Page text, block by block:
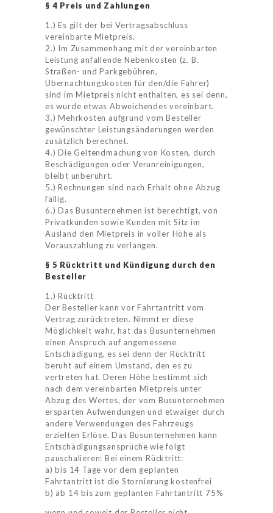
§ 4 Preis und Zahlungen
1.) Es gilt der bei Vertragsabschluss
vereinbarte Mietpreis.
2.) Im Zusammenhang mit der vereinbarten
Leistung anfallende Nebenkosten (z. B.
Straßen- und Parkgebühren,
Übernachtungskosten für den/die Fahrer)
sind im Mietpreis nicht enthalten, es sei denn,
es wurde etwas Abweichendes vereinbart.
3.) Mehrkosten aufgrund vom Besteller
gewünschter Leistungsänderungen werden
zusätzlich berechnet.
4.) Die Geltendmachung von Kosten, durch
Beschädigungen oder Verunreinigungen,
bleibt unberührt.
5.) Rechnungen sind nach Erhalt ohne Abzug
fällig.
6.) Das Busunternehmen ist berechtigt, von
Privatkunden sowie Kunden mit Sitz im
Ausland den Mietpreis in voller Höhe als
Vorauszahlung zu verlangen.
§ 5 Rücktritt und Kündigung durch den
Besteller
1.) Rücktritt
Der Besteller kann vor Fahrtantritt vom
Vertrag zurücktreten. Nimmt er diese
Möglichkeit wahr, hat das Busunternehmen
einen Anspruch auf angemessene
Entschädigung, es sei denn der Rücktritt
beruht auf einem Umstand, den es zu
vertreten hat. Deren Höhe bestimmt sich
nach dem vereinbarten Mietpreis unter
Abzug des Wertes, der vom Busunternehmen
ersparten Aufwendungen und etwaiger durch
andere Verwendungen des Fahrzeugs
erzielten Erlöse. Das Busunternehmen kann
Entschädigungsansprüche wie folgt
pauschalieren: Bei einem Rücktritt:
a) bis 14 Tage vor dem geplanten
Fahrtantritt ist die Stornierung kostenfrei
b) ab 14 bis zum geplanten Fahrtantritt 75%